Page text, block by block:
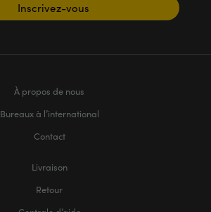
Inscrivez-vous
À propos de nous
Bureaux à l’international
Contact
Livraison
Retour